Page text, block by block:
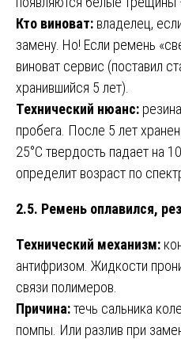
Кто виноват: владелец,
замену. Но! Если ремень
виноват сервис (поставил
хранившийся 5 лет).
Технический нюанс:
пробега. После 5 лет
25°C твердость падает на
определит возраст по
2.5. Ремень оплавился,
Технический механизм:
антифризом. Жидкости
связи полимеров.
Причина:течь сальника
помпы. Или разлив при